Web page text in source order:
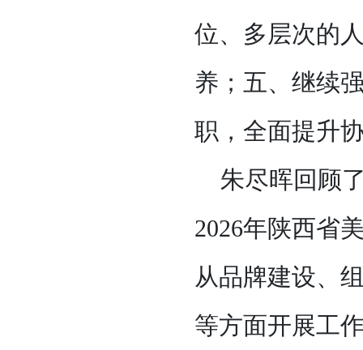
位、多层次的
养；五、继续
职，全面提升
朱尽晖回顾
2026年陕西省
从品牌建设、
等方面开展工